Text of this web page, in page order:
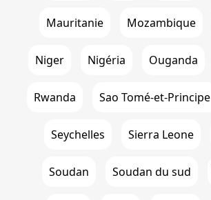
Mauritanie Mozambique
Niger Nigéria Ouganda
Rwanda Sao Tomé-et-Principe
Seychelles Sierra Leone
Soudan Soudan du sud